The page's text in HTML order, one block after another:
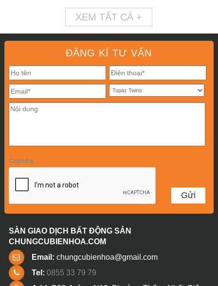
XEM TẤT CẢ +
ĐĂNG KÍ TƯ VẤN
Captcha
SÀN GIAO DỊCH BẤT ĐỘNG SẢN
CHUNGCUBIENHOA.COM
Email: chungcubienhoa@gmail.com
Tel: 0855 33 79 79